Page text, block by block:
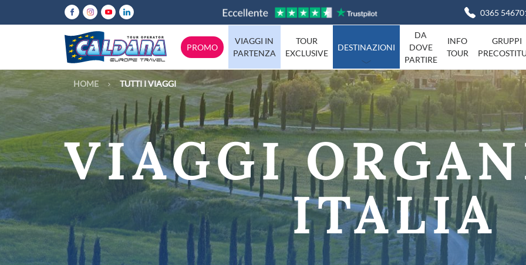
0365
PROMO
VIAGGI IN
PARTENZA
TOUR
EXCLUSIVE
DESTINAZIONI
Italia
Europa
Mondo
Tutte le destinazioni
Abruzzo
Basilicata
Calabria
Campania
Emilia-Romagna
Friuli-Venezia-Giulia
Lazio
Liguria
Lombardia
Marche
Molise
Piemonte
Puglia
Sardegna
Sicilia
Toscana
Umbria
Valle-d-Aosta
Veneto
Viaggi in
Campania
DA
DOVE
PARTIRE
INFO
TOUR
GRUPPI
HOME TUTTI I VIAGGI
VIAGGI
ITALIA